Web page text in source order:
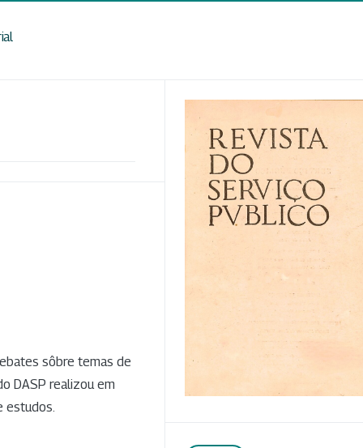
sôbre temas de
DASP realizou em
estudos.